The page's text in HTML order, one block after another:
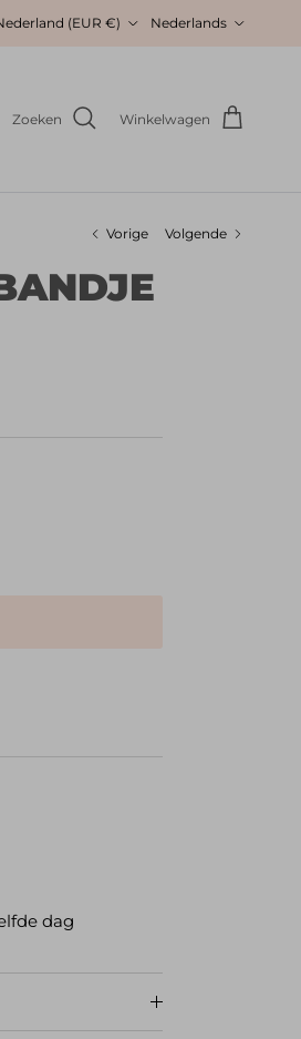
(EUR €) Nederlands
Zoeken Winkelwagen
Vorige Volgende
dag